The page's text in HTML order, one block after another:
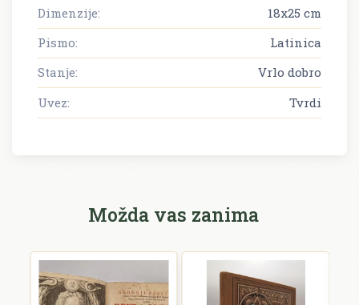
Dimenzije:
18x25 cm
Pismo:
Latinica
Stanje:
Vrlo dobro
Uvez:
Tvrdi
Možda vas zanima